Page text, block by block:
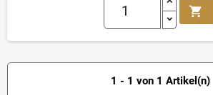
shopping_cart
1 - 1 von 1 Artikel(n)